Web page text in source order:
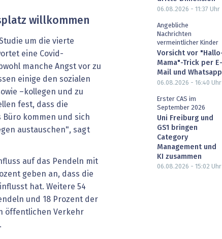
willkommen
um die vierte
eine Covid-
manche Angst vor zu
einige den sozialen
–kollegen und zu
fest, dass die
kommen und sich
austauschen", sagt
auf das Pendeln mit
geben an, dass die
hat. Weitere 54
und 18 Prozent der
öffentlichen Verkehr
06.08.2026 - 11:37 Uhr
Angebliche
Nachrichten
vermeintlicher Kinder
Vorsicht vor
Mama"-Trick per E-
Mail und Whatsapp
06.08.2026 - 16:40 Uhr
Erster CAS im
September 2026
Uni Freiburg und
GS1 bringen
Category
Management und
KI zusammen
06.08.2026 - 15:02 Uhr